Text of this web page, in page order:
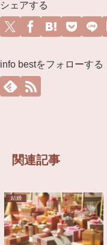
シェアする
info bestをフォローする
関連記事
結婚